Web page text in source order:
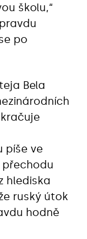
školu,“
po
Bela
píše ve
přechodu
hlediska
ruský útok
hodně